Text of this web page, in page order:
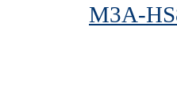
M3A-